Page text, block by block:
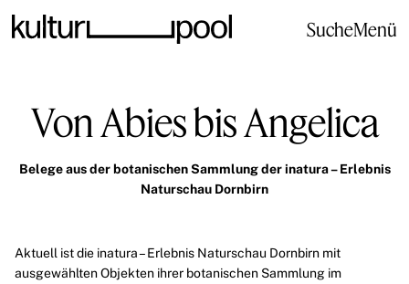
SucheMenü
Von Abies bis Angelica
Belege aus der botanischen Sammlung der inatura – Erlebnis
Naturschau Dornbirn
Aktuell ist die inatura – Erlebnis Naturschau Dornbirn mit
ausgewählten Objekten ihrer botanischen Sammlung im